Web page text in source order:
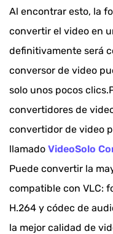
Al encontrar esto, la
convertir el video en
definitivamente será
conversor de video
solo unos pocos
convertidores de
convertidor de video
llamado VideoSolo
Puede convertir la
compatible con VLC:
H.264 y códec de
la mejor calidad de